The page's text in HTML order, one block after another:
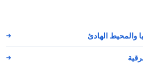
→
→